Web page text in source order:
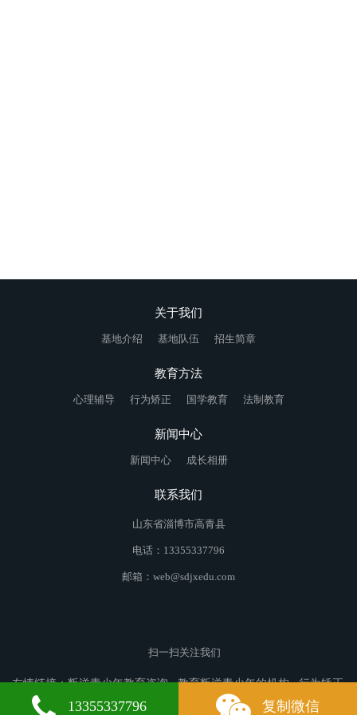
关于我们
基地介绍 基地队伍 招生简章
教育方法
心理辅导 行为矫正 国学教育 法制教育
新闻中心
新闻中心 成长相册
联系我们
山东省淄博市高青县
电话：13355337796
邮箱：web@sdjxedu.com
扫一扫关注我们
友情链接：叛逆青少年教育咨询 教育叛逆青少年的机构
行为矫正
学校
扶余叛逆青少年教育 龙门叛逆青少年教育 海北叛逆青少年
13355337796 复制微信